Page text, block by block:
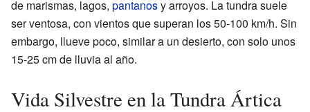
de marismas, lagos, pantanosy arroyos. La tundra suele
ser ventosa, con vientos que superan los 50-100 km/h. Sin
embargo, llueve poco, similar a un desierto, con solo unos
15-25 cm de lluvia al año.
Vida Silvestre en la Tundra Ártica